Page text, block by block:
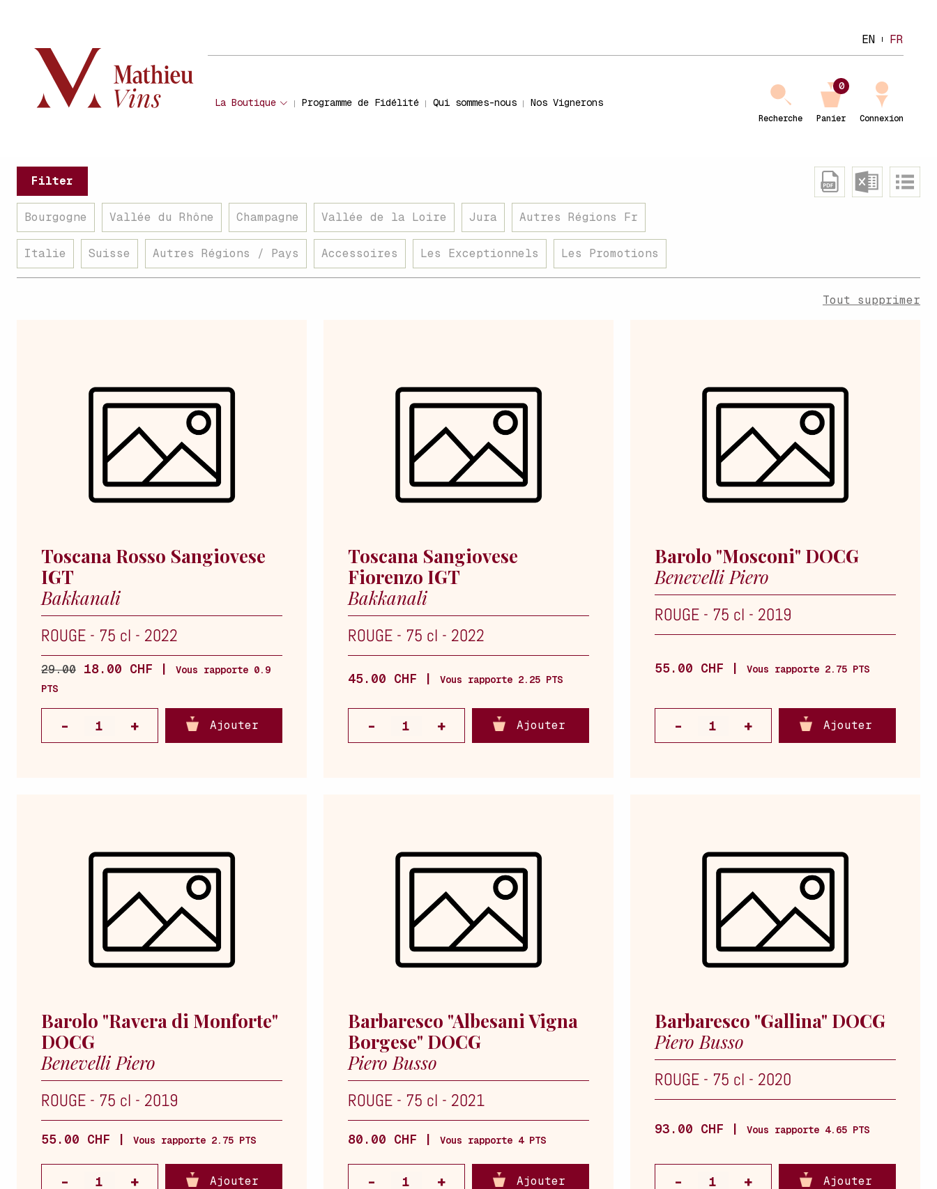
EN FR
La Boutique Programme de Fidélité Qui sommes-nous Nos Vignerons
Recherche Panier
0
Connexion
Filter
Bourgogne Vallée du Rhône Champagne Vallée de la Loire Jura Autres Régions Fr
Italie Suisse Autres Régions / Pays Accessoires Les Exceptionnels Les Promotions
Tout supprimer
Toscana Rosso Sangiovese
IGT
Bakkanali
ROUGE - 75 cl - 2022
29.00 18.00 CHF |
Vous rapporte 0.9
PTS
Ajouter
Toscana Sangiovese
Fiorenzo IGT
Bakkanali
ROUGE - 75 cl - 2022
45.00 CHF | Vous rapporte 2.25 PTS
Ajouter
Barolo "Mosconi" DOCG
Benevelli Piero
ROUGE - 75 cl - 2019
55.00 CHF | Vous rapporte 2.75 PTS
Ajouter
Barolo "Ravera di Monforte"
DOCG
Benevelli Piero
ROUGE - 75 cl - 2019
55.00 CHF | Vous rapporte 2.75 PTS
Ajouter
Barbaresco "Albesani Vigna
Borgese" DOCG
Piero Busso
ROUGE - 75 cl - 2021
80.00 CHF | Vous rapporte 4 PTS
Ajouter
Barbaresco "Gallina" DOCG
Piero Busso
ROUGE - 75 cl - 2020
93.00 CHF | Vous rapporte 4.65 PTS
Ajouter